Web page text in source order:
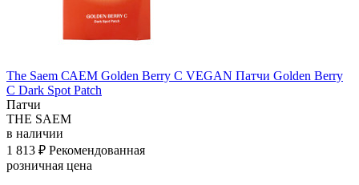
The Saem САЕМ Golden Berry C VEGAN Патчи Golden Berry
C Dark Spot Patch
Патчи
THE SAEM
в наличии
1 813 ₽ Рекомендованная
розничная цена